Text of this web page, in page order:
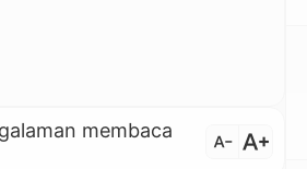
membaca
text_decrease text_increase